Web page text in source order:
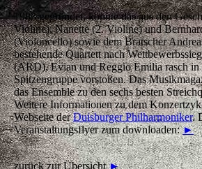
1983 gegründet, konnte das aus den
Violine), Nanette (2. Violine) und
(Violoncello) sowie dem Bratscher
bestehende Quartett nach
(ARD), Evian und Reggio Emilia rasch in
Spitzengruppe vorstoßen. Das
das Ensemble zu den sechs besten
Weitere Informationen zu dem
Webseite derDuisburger Philharmoniker.
Veranstaltungsflyer zum downloaden:►
zurück zur Übersicht►